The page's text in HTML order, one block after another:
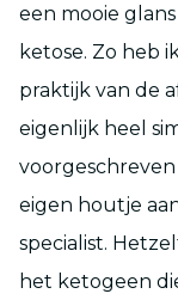
een mooie
ketose. Zo heb
praktijk van de
eigenlijk heel
eigen houtje
specialist.
het ketogeen